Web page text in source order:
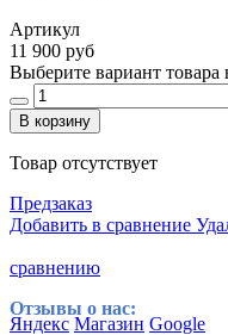
Артикул
11 900 руб
Выберите вариант
В корзину
Товар отсутствует
Предзаказ
Добавить в сравнение
сравнению
Отзывы о нас:
Яндекс Магазин Google